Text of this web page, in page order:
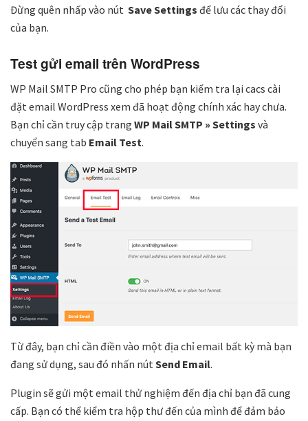
Đừng quên nhấp vào nút Save Settings để lưu các thay đổi
của bạn.
Test gửi email trên WordPress
WP Mail SMTP Pro cũng cho phép bạn kiểm tra lại cacs cài
đặt email WordPress xem đã hoạt động chính xác hay chưa.
Bạn chỉ cần truy cập trang WP Mail SMTP » Settings và
chuyển sang tab Email Test.
Từ đây, bạn chỉ cần điền vào một địa chỉ email bất kỳ mà bạn
đang sử dụng, sau đó nhấn nútSend Email.
Plugin sẽ gửi một email thử nghiệm đến địa chỉ bạn đã cung
cấp. Bạn có thể kiểm tra hộp thư đến của mình để đảm bảo